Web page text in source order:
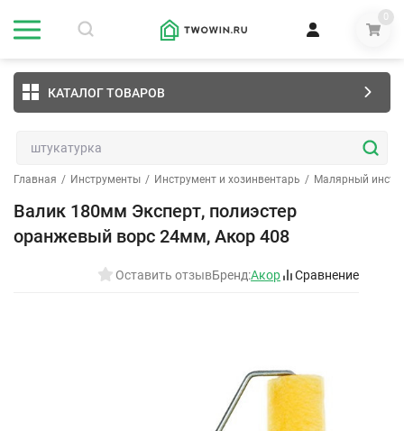
0
КАТАЛОГ ТОВАРОВ
Главная / Инструменты / Инструмент и хозинвентарь / Малярный
Валик 180мм Эксперт, полиэстер
оранжевый ворс 24мм, Акор 408
Оставить отзывБренд:Акор Сравнение